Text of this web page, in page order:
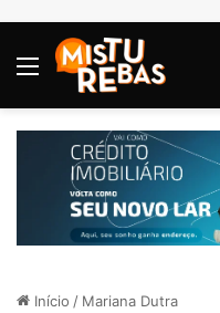
Menu
Início / Mariana Dutra